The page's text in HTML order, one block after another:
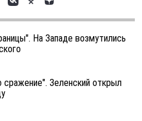
На Западе возмутились
Зеленский открыл